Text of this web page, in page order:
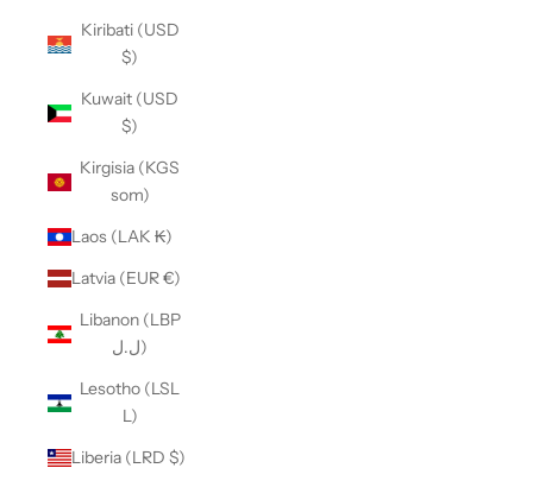
Kiribati (USD
$)
Kuwait (USD
$)
Kirgisia (KGS
som)
Laos (LAK ₭)
Latvia (EUR €)
Libanon (LBP
ل.ل)
Lesotho (LSL
L)
Liberia (LRD $)